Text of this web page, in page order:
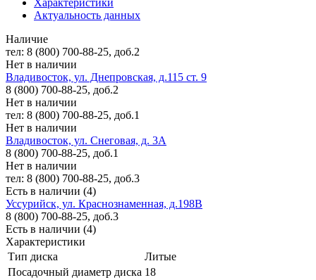
Актуальность данных
Наличие
тел: 8 (800) 700-88-25, доб.2
Нет в наличии
Владивосток, ул. Днепровская, д.115 ст. 9
8 (800) 700-88-25, доб.2
Нет в наличии
тел: 8 (800) 700-88-25, доб.1
Нет в наличии
Владивосток, ул. Снеговая, д. 3А
8 (800) 700-88-25, доб.1
Нет в наличии
тел: 8 (800) 700-88-25, доб.3
Есть в наличии (4)
Уссурийск, ул. Краснознаменная, д.198В
8 (800) 700-88-25, доб.3
Есть в наличии (4)
Характеристики
Тип диска
Литые
Посадочный диаметр диска 18